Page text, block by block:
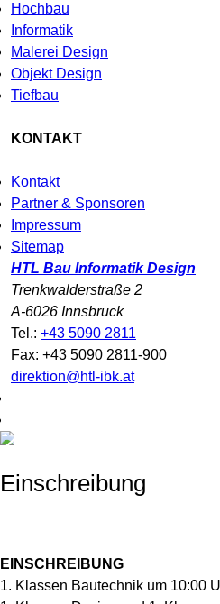
Hochbau
Informatik
Malerei Design
Objekt Design
Tiefbau
KONTAKT
Kontakt
Partner & Sponsoren
Impressum
Sitemap
HTL Bau Informatik Design
Trenkwalderstraße 2
A-6026 Innsbruck
Tel.: +43 5090 2811
Fax: +43 5090 2811-900
direktion@htl-ibk.at
Einschreibung
EINSCHREIBUNG
1. Klassen Bautechnik um 10:00